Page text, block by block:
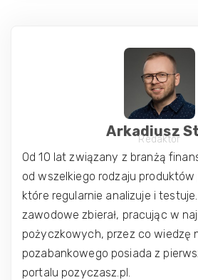
Arkadiusz
Redaktor
Od 10 lat związany z branżą
od wszelkiego rodzaju
które regularnie analizuje i
zawodowe zbierał, pracując w
pożyczkowych, przez co wiedzę
pozabankowego posiada z
portalu pozyczasz.pl.